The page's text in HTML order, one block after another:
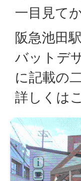
一目見て
阪急池田
バットデ
に記載の
詳しくは